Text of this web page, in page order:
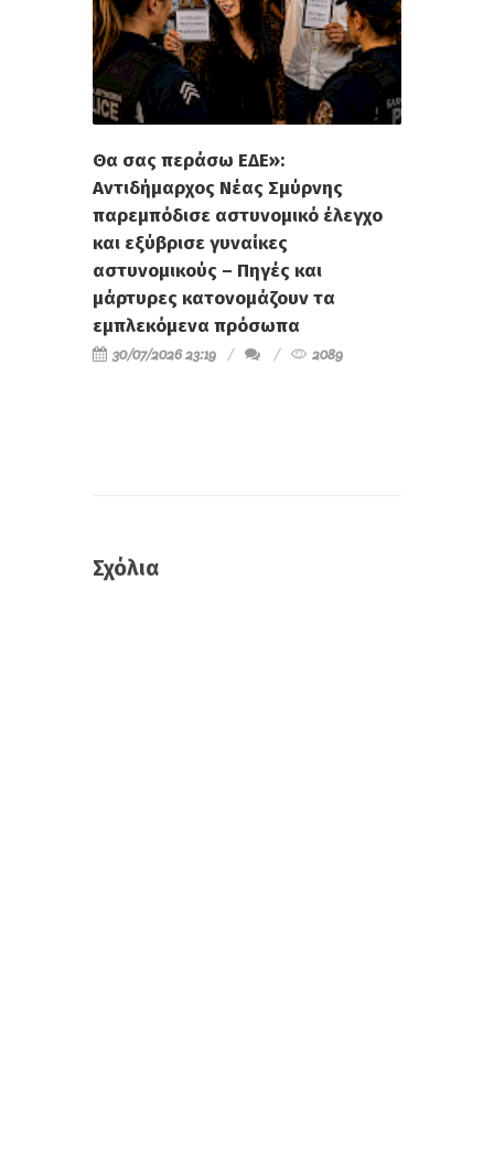
Θα σας περάσω ΕΔΕ»:
Αντιδήμαρχος Νέας Σμύρνης
παρεμπόδισε αστυνομικό έλεγχο
και εξύβρισε γυναίκες
αστυνομικούς – Πηγές και
μάρτυρες κατονομάζουν τα
εμπλεκόμενα πρόσωπα
30/07/2026 23:19 2089
Σχόλια